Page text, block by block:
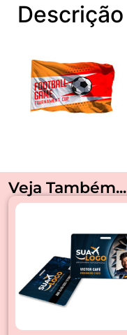
Descrição
Veja Também...